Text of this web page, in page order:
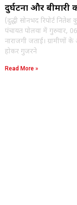
दुर्घटना और बीमारी
(दुद्धी सोनभद रिपोर्ट नितेश
पंचायत पोलवा में गुरुवार,
नाराजगी जताई।
होकर गुजरने
Read More »